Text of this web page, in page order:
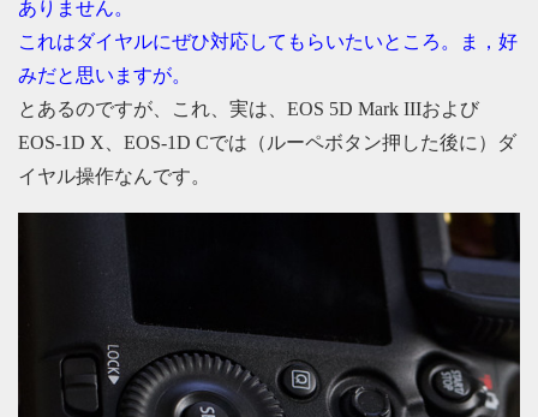
ありません。
これはダイヤルにぜひ対応してもらいたいところ。ま，好
みだと思いますが。
とあるのですが、これ、実は、EOS 5D Mark IIIおよび
EOS-1D X、EOS-1D Cでは（ルーペボタン押した後に）ダ
イヤル操作なんです。